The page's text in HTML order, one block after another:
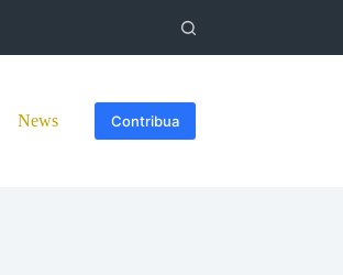
News Contribua